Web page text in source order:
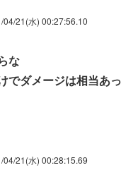
04/21(水) 00:27:56.10
な
でダメージは相当あっ
04/21(水) 00:28:15.69